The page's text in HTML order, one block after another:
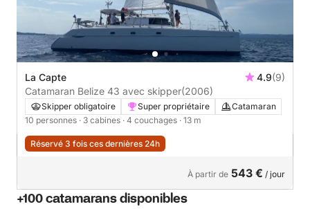
La Capte 4.9(9)
Catamaran Belize 43 avec skipper(2006)
Skipper obligatoire Super propriétaire
Catamaran
10 personnes · 3 cabines · 4 couchages · 13 m
Réservé 3 fois ces dernières 24h
À partir de 543 € / jour
+100 catamarans disponibles